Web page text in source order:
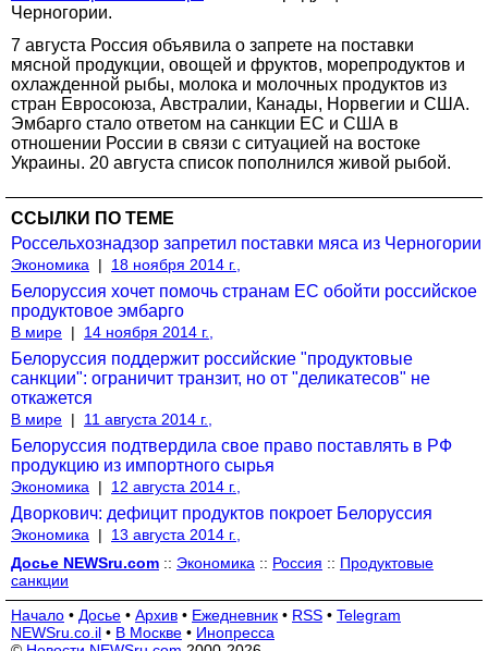
Черногории.
7 августа Россия объявила о запрете на поставки
мясной продукции, овощей и фруктов, морепродуктов и
охлажденной рыбы, молока и молочных продуктов из
стран Евросоюза, Австралии, Канады, Норвегии и США.
Эмбарго стало ответом на санкции ЕС и США в
отношении России в связи с ситуацией на востоке
Украины. 20 августа список пополнился живой рыбой.
ССЫЛКИ ПО ТЕМЕ
Россельхознадзор запретил поставки мяса из Черногории
Экономика | 18 ноября 2014 г.,
Белоруссия хочет помочь странам ЕС обойти российское
продуктовое эмбарго
В мире | 14 ноября 2014 г.,
Белоруссия поддержит российские "продуктовые
санкции": ограничит транзит, но от "деликатесов" не
откажется
В мире | 11 августа 2014 г.,
Белоруссия подтвердила свое право поставлять в РФ
продукцию из импортного сырья
Экономика | 12 августа 2014 г.,
Дворкович: дефицит продуктов покроет Белоруссия
Экономика |
13 августа 2014 г.,
Досье NEWSru.com :: Экономика :: Россия :: Продуктовые
санкции
Начало • Досье • Архив • Ежедневник • RSS • Telegram
NEWSru.co.il • В Москве • Инопресса